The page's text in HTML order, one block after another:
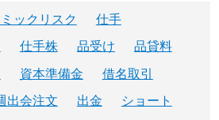
ックリスク 仕手
仕手株 品受け 品貸料
資本準備金 借名取引
出会注文 出金 ショート